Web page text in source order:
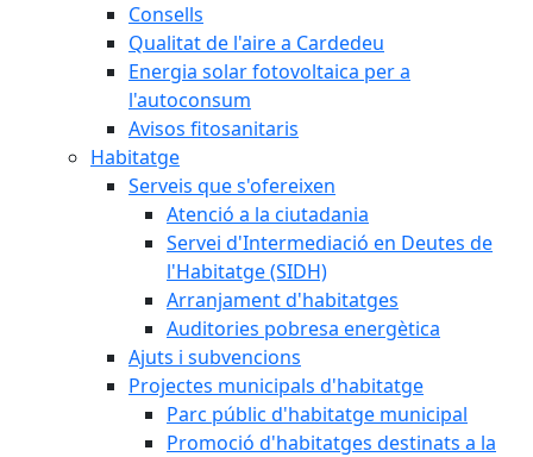
Consells
Qualitat de l'aire a Cardedeu
Energia solar fotovoltaica per a
l'autoconsum
Avisos fitosanitaris
Habitatge
Serveis que s'ofereixen
Atenció a la ciutadania
Servei d'Intermediació en Deutes de
l'Habitatge (SIDH)
Arranjament d'habitatges
Auditories pobresa energètica
Ajuts i subvencions
Projectes municipals d'habitatge
Parc públic d'habitatge municipal
Promoció d'habitatges destinats a la